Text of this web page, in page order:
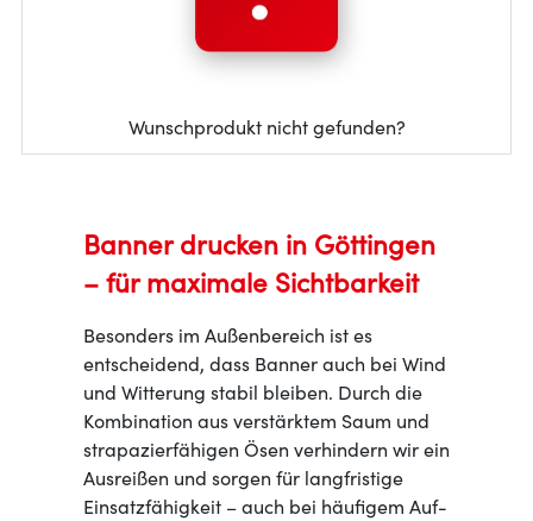
Wunschprodukt nicht gefunden?
Banner drucken in Göttingen
– für maximale Sichtbarkeit
Besonders im Außenbereich ist es
entscheidend, dass Banner auch bei Wind
und Witterung stabil bleiben. Durch die
Kombination aus verstärktem Saum und
strapazierfähigen Ösen verhindern wir ein
Ausreißen und sorgen für langfristige
Einsatzfähigkeit – auch bei häufigem Auf-